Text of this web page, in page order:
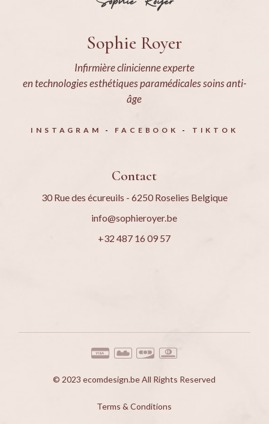
Sophie Royer
Infirmière clinicienne experte
en technologies esthétiques paramédicales soins anti-
âge
INSTAGRAM FACEBOOK TIKTOK
Contact
30 Rue des écureuils - 6250 Roselies Belgique
info@sophieroyer.be
+32 487 16 09 57
© 2023ecomdesign.beAll Rights Reserved
Terms & Conditions